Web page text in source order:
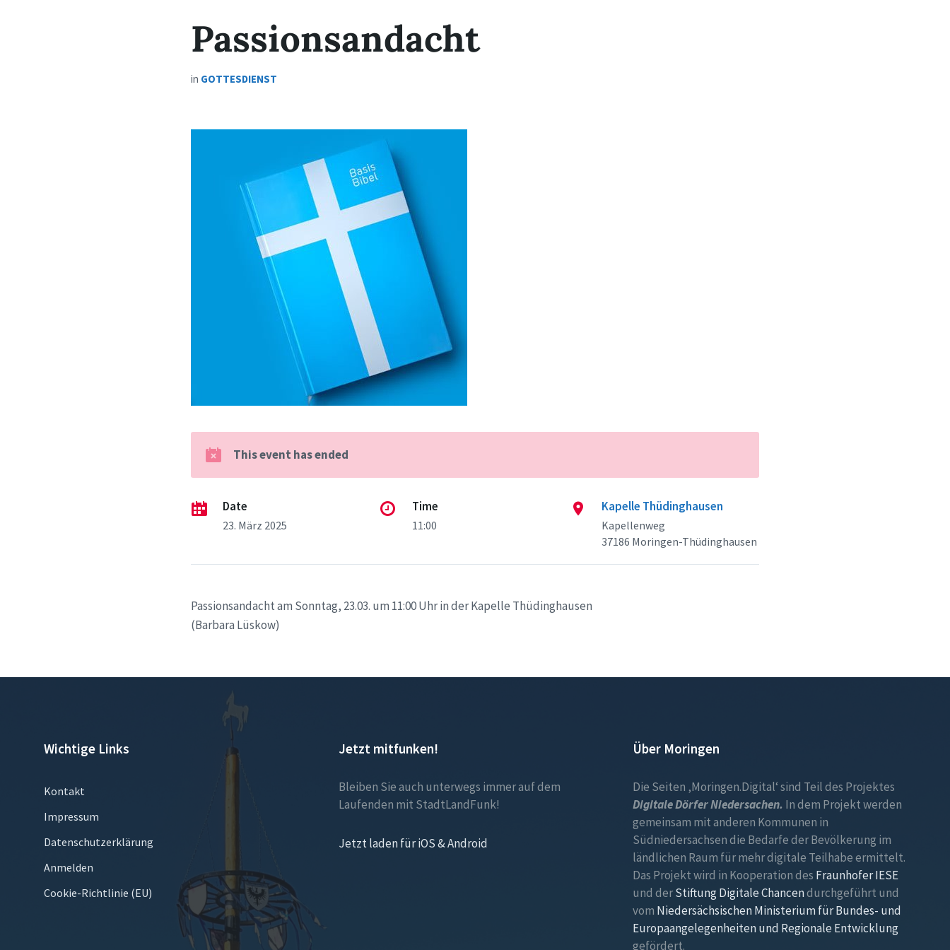
Passionsandacht
in GOTTESDIENST
This event has ended
Date
23. März 2025
Time
11:00
Kapelle Thüdinghausen
Kapellenweg
37186 Moringen-Thüdinghausen
Passionsandacht am Sonntag, 23.03. um 11:00 Uhr in der Kapelle Thüdinghausen
(Barbara Lüskow)
Wichtige Links
Kontakt
Impressum
Datenschutzerklärung
Anmelden
Cookie-Richtlinie (EU)
Jetzt mitfunken!
Bleiben Sie auch unterwegs immer auf dem
Laufenden mit StadtLandFunk!
Jetzt laden für iOS & Android
Über Moringen
Die Seiten ‚Moringen.Digital‘ sind Teil des Projektes
Digitale Dörfer Niedersachen. In dem Projekt werden
gemeinsam mit anderen Kommunen in
Südniedersachsen die Bedarfe der Bevölkerung im
ländlichen Raum für mehr digitale Teilhabe ermittelt.
Das Projekt wird in Kooperation des Fraunhofer IESE
und derStiftung Digitale Chancendurchgeführt und
vom Niedersächsischen Ministerium für Bundes- und
Europaangelegenheiten und Regionale Entwicklung
gefördert.